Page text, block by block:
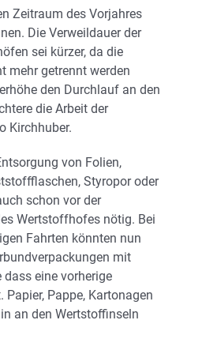
Zeitraum des Vorjahres
Die Verweildauer der
sei kürzer, da die
mehr getrennt werden
den Durchlauf an den
die Arbeit der
Kirchhuber.
von Folien,
Styropor oder
schon vor der
Wertstoffhofes nötig. Bei
Fahrten könnten nun
mit
dass eine vorherige
Pappe, Kartonagen
an den Wertstoffinseln